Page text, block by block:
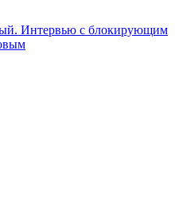
Интервью с блокирующим